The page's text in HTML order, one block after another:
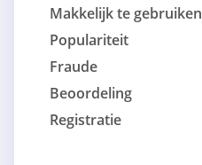
Makkelijk te gebruiken
Populariteit
Fraude
Beoordeling
Registratie